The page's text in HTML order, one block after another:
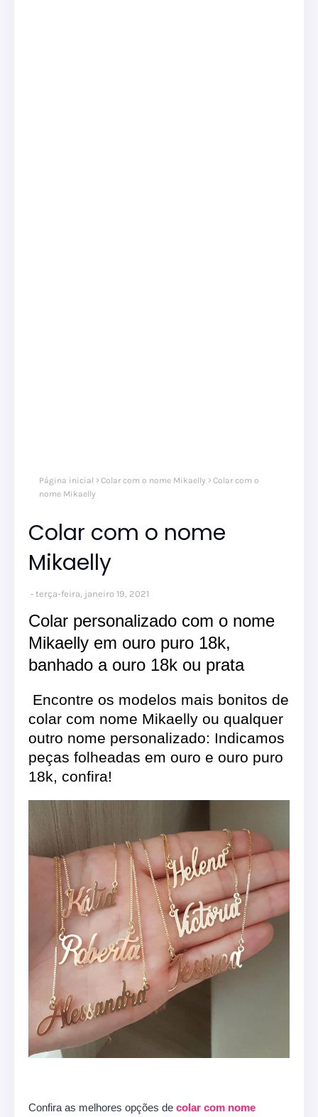
Página inicial Colar com o nome Mikaelly
Colar com o
nome Mikaelly
Colar com o nome
Mikaelly
terça-feira, janeiro 19, 2021
Colar personalizado com o nome
Mikaelly em ouro puro 18k,
banhado a ouro 18k ou prata
Encontre os modelos mais bonitos de
colar com nome Mikaelly ou qualquer
outro nome personalizado: Indicamos
peças folheadas em ouro e ouro puro
18k, confira!
Confira as melhores opções de colar com nome